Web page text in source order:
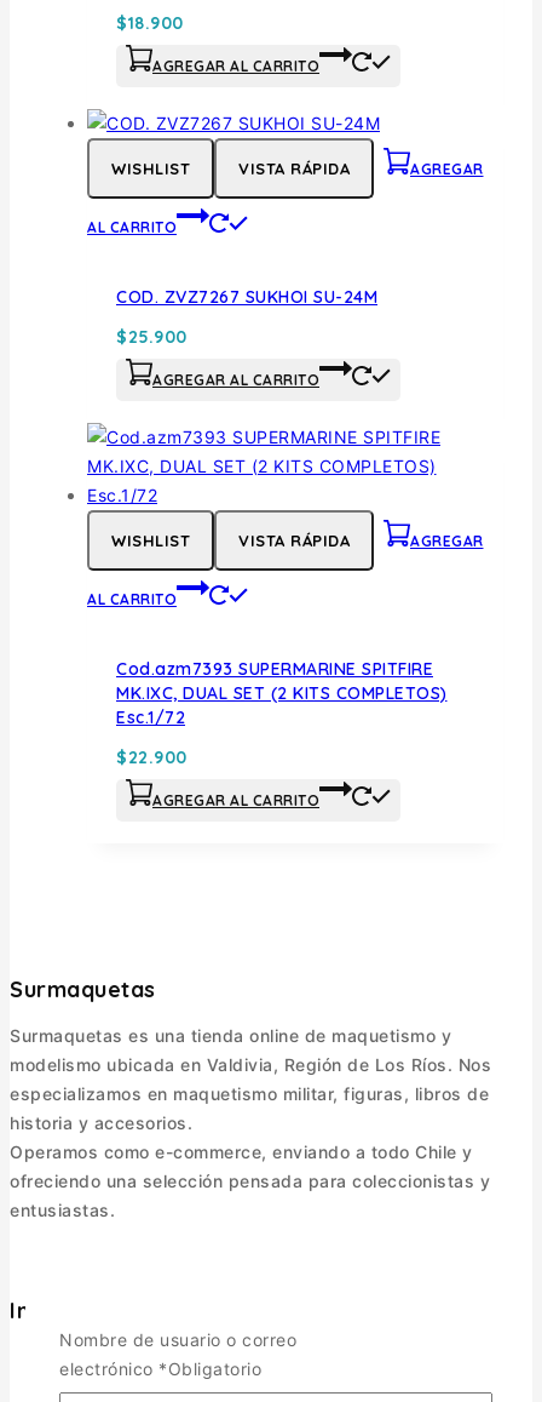
$18.900
AGREGAR AL CARRITO
WISHLIST VISTA RÁPIDA AGREGAR
AL CARRITO
COD. ZVZ7267 SUKHOI SU-24M
$25.900
AGREGAR AL CARRITO
WISHLIST VISTA RÁPIDA AGREGAR
AL CARRITO
Cod.azm7393 SUPERMARINE SPITFIRE
MK.IXC, DUAL SET (2 KITS COMPLETOS)
Esc.1/72
$22.900
AGREGAR AL CARRITO
Surmaquetas
Surmaquetas es una tienda online de maquetismo y
modelismo ubicada en Valdivia, Región de Los Ríos. Nos
especializamos en maquetismo militar, figuras, libros de
historia y accesorios.
Operamos como e-commerce, enviando a todo Chile y
ofreciendo una selección pensada para coleccionistas y
entusiastas.
Informacion
Cambios y Devoluciones
Nombre de usuario o correo
electrónico *Obligatorio